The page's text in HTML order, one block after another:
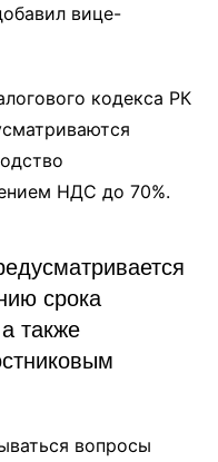
вице-
кодекса РК
НДС до 70%.
срока
также
вопросы